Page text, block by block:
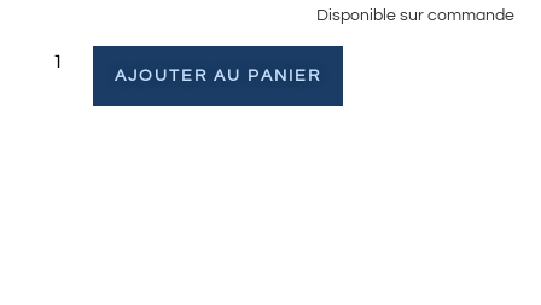
Disponible sur commande
AJOUTER AU PANIER